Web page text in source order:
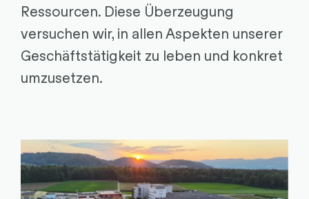
Ressourcen. Diese Überzeugung
versuchen wir, in allen Aspekten unserer
Geschäftstätigkeit zu leben und konkret
umzusetzen.